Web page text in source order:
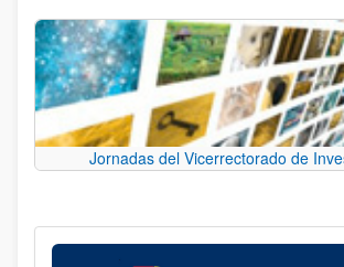
Jornadas del Vicerrectorado de